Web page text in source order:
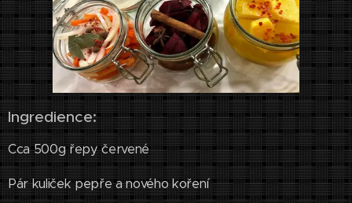
Ingredience:
Cca 500g řepy červené
Pár kuliček pepře a nového koření